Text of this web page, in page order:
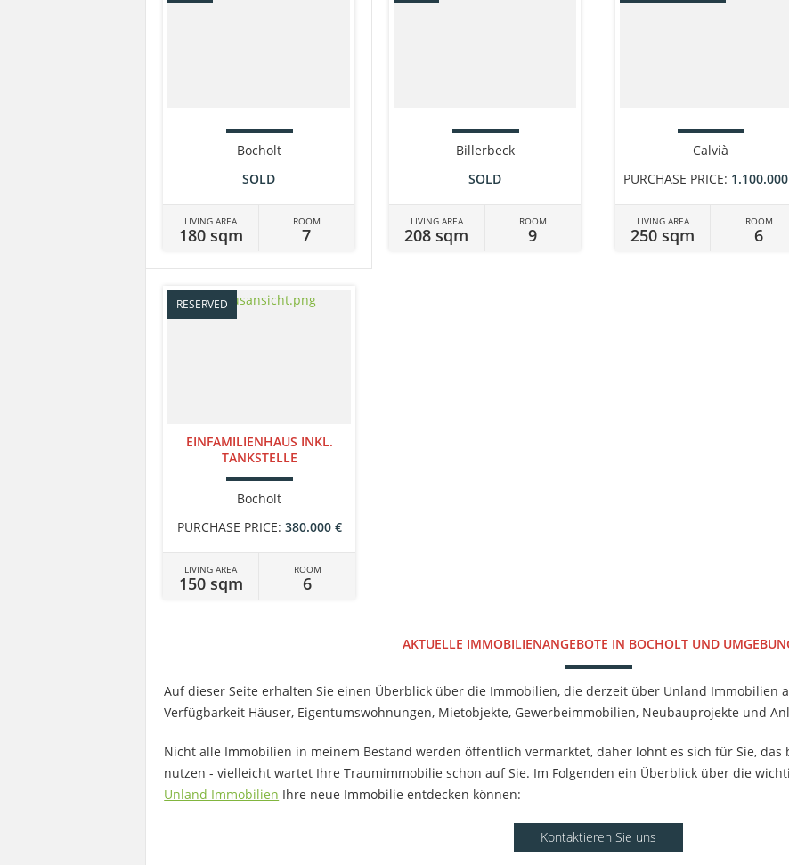
Bocholt
SOLD
LIVING AREA
180 sqm
ROOM
7
Billerbeck
SOLD
LIVING AREA
208 sqm
ROOM
9
Calvià
PURCHASE PRICE:
LIVING AREA
250 sqm
ROOM
6
RESERVED
EINFAMILIENHAUS INKL.
TANKSTELLE
Bocholt
PURCHASE PRICE: 380.000 €
LIVING AREA
150 sqm
ROOM
6
AKTUELLE IMMOBILIENANGEBOTE IN BOCHOLT UND
Auf dieser Seite erhalten Sie einen Überblick über die Immobilien, die derzeit über Unland Immobilien
Verfügbarkeit Häuser, Eigentumswohnungen, Mietobjekte, Gewerbeimmobilien, Neubauprojekte und
Nicht alle Immobilien in meinem Bestand werden öffentlich vermarktet, daher lohnt es sich für Sie, das
nutzen - vielleicht wartet Ihre Traumimmobilie schon auf Sie. Im Folgenden ein Überblick über die
Unland Immobilien Ihre neue Immobilie entdecken können:
Kontaktieren Sie uns